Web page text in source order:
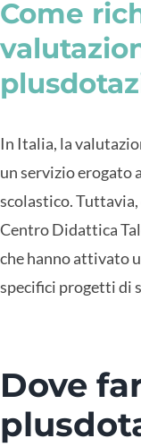
Come
In Italia, la
un servizio erogato
scolastico.
Centro Didattica
che hanno attivato
specifici progetti di
Dove